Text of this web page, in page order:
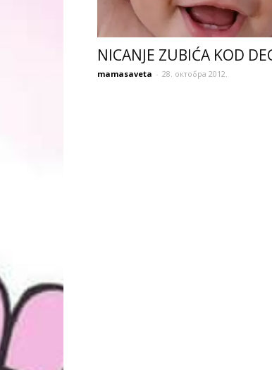
NICANJE ZUBIĆA KOD
mamasaveta - 28. октобра 2012.